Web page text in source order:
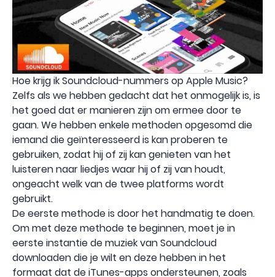
Hoe krijg ik Soundcloud-nummers op Apple Music?
Zelfs als we hebben gedacht dat het onmogelijk is, is
het goed dat er manieren zijn om ermee door te
gaan. We hebben enkele methoden opgesomd die
iemand die geïnteresseerd is kan proberen te
gebruiken, zodat hij of zij kan genieten van het
luisteren naar liedjes waar hij of zij van houdt,
ongeacht welk van de twee platforms wordt
gebruikt.
De eerste methode is door het handmatig te doen.
Om met deze methode te beginnen, moet je in
eerste instantie de muziek van Soundcloud
downloaden die je wilt en deze hebben in het
formaat dat de iTunes-apps ondersteunen, zoals